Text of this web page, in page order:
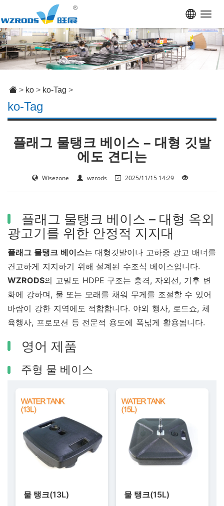
ko-Tag
> ko > ko-Tag >
플래그 물탱크 베이스 – 대형 깃발
에도 견디는
Wisezone wzrods 2025/11/15 14:29
플래그 물탱크 베이스 – 대형 옥외
광고기를 위한 안정적 지지대
플래그 물탱크 베이스는 대형깃발이나 고하중 광고 배너를
견고하게 지지하기 위해 설계된 수조식 베이스입니다.
WZRODS의 고밀도 HDPE 구조는 충격, 자외선, 기후 변
화에 강하며, 물 또는 모래를 채워 무게를 조절할 수 있어
바람이 강한 지역에도 적합합니다. 야외 행사, 로드쇼, 체
육행사, 프로모션 등 전문적 용도에 폭넓게 활용됩니다.
영어 제품
주형 물 베이스
물 탱크(13L) 물 탱크(15L)